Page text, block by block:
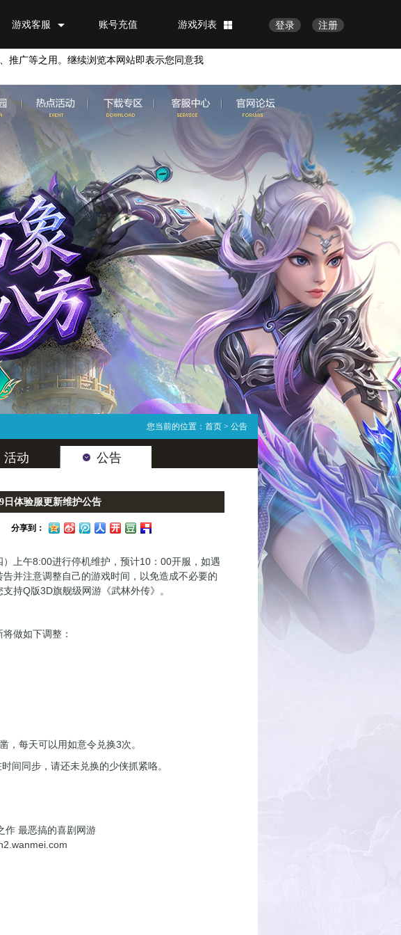
注册
登录
游戏列表
账号充值
游戏客服
推广等之用。继续浏览本网站即表示您同意我
您当前的位置： 首页 > 公告
活动 公告
日体验服更新维护公告
分享到：
上午8:00进行停机维护，预计10：00开服，如遇
并注意调整自己的游戏时间，以免造成不必要的
持Q版3D旗舰级网游《武林外传》。
做如下调整：
，每天可以用如意令兑换3次。
间同步，请还未兑换的少侠抓紧咯。
作 最恶搞的喜剧网游